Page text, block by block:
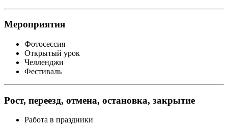
Мероприятия
Фотосессия
Открытый урок
Челленджи
Фестиваль
Рост, переезд, отмена, остановка, закрытие
Работа в праздники